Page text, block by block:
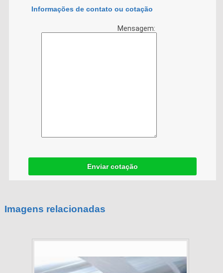
Informações de contato ou cotação
Mensagem:
Enviar cotação
Imagens relacionadas